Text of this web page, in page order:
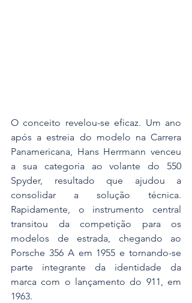
O conceito revelou-se eficaz. Um ano
após a estreia do modelo na Carrera
Panamericana, Hans Herrmann venceu
a sua categoria ao volante do 550
Spyder, resultado que ajudou a
consolidar a solução técnica.
Rapidamente, o instrumento central
transitou da competição para os
modelos de estrada, chegando ao
Porsche 356 A em 1955 e tornando-se
parte integrante da identidade da
marca com o lançamento do 911, em
1963.